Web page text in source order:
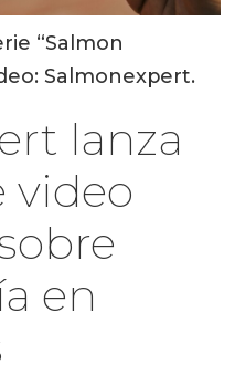
“Salmon
Salmonexpert.
lanza
video
en